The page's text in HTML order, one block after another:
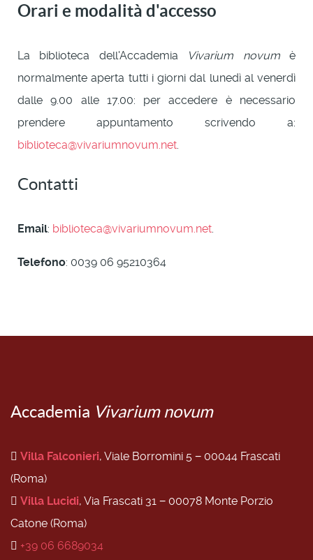
Orari e modalità d'accesso
La biblioteca dell'Accademia Vivarium novumè
normalmente aperta tutti i giorni dal lunedì al venerdì
dalle 9.00 alle 17.00: per accedere è necessario
prendere appuntamento scrivendo a:
biblioteca@vivariumnovum.net.
Contatti
Email: biblioteca@vivariumnovum.net.
Telefono: 0039 06 95210364
Accademia Vivarium novum
Villa Falconieri, Viale Borromini 5 − 00044 Frascati
(Roma)
Villa Lucidi, Via Frascati 31 − 00078 Monte Porzio
Catone (Roma)
+39 06 6689034